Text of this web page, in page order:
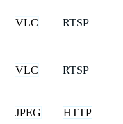
VLC RTSP
VLC RTSP
JPEG HTTP